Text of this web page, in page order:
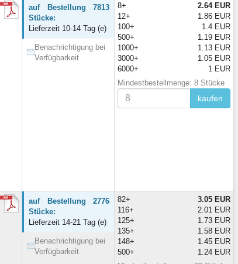
auf Bestellung 7813
Stücke:
Lieferzeit 10-14 Tag (e)
Benachrichtigung bei
Verfügbarkeit
8+
2.64 EUR
12+
1.86 EUR
100+
1.4 EUR
500+
1.19 EUR
1000+
1.13 EUR
3000+
1.05 EUR
6000+
1 EUR
Mindestbestellmenge: 8 Stücke
kaufen
auf Bestellung 2776
Stücke:
Lieferzeit 14-21 Tag (e)
Benachrichtigung bei
Verfügbarkeit
82+
3.05 EUR
116+
2.01 EUR
125+
1.73 EUR
135+
1.58 EUR
148+
1.45 EUR
500+
1.24 EUR